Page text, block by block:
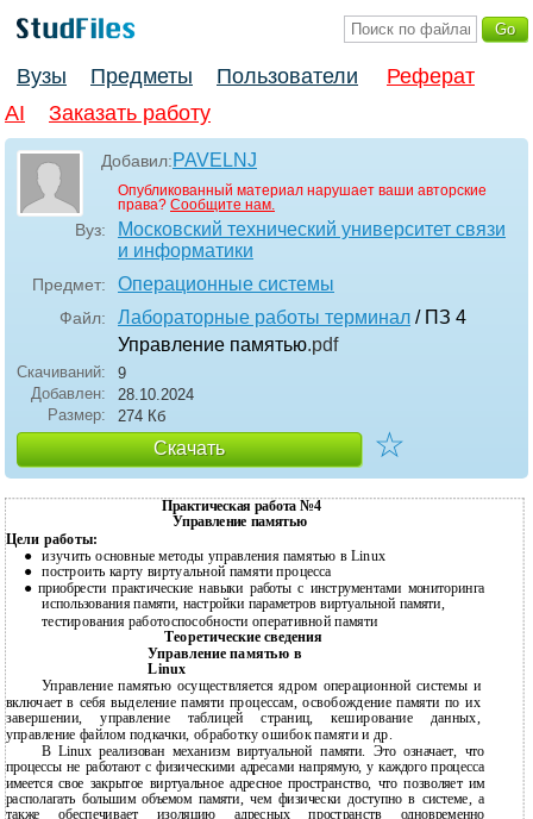
Вузы Предметы Пользователи
Реферат
AI
Заказать работу
Добавил:PAVELNJ
Опубликованный материал нарушает ваши авторские
права? Сообщите нам.
Вуз:
Московский технический университет связи
и информатики
Предмет: Операционные системы
Файл: Лабораторные работы терминал / ПЗ 4
Управление памятью.pdf
Скачиваний:
9
Добавлен:
28.10.2024
Размер:
274 Кб
Скачать ☆
Практическая работа №4
Управление памятью
Цели работы:
● изучить основные методы управления памятью в Linux
● построить карту виртуальной памяти процесса
● приобрести практические навыки работы с инструментами мониторинга
использования памяти, настройки параметров виртуальной памяти,
тестирования работоспособности оперативной памяти
Теоретические сведения
Управление памятью в
Linux
Управление памятью осуществляется ядром операционной системы и
включает в себя выделение памяти процессам, освобождение памяти по их
завершении, управление таблицей страниц, кеширование данных,
управление файлом подкачки, обработку ошибок памяти и др.
В Linux реализован механизм виртуальной памяти. Это означает, что
процессы не работают с физическими адресами напрямую, у каждого процесса
имеется свое закрытое виртуальное адресное пространство, что позволяет им
располагать большим объемом памяти, чем физически доступно в системе, а
также обеспечивает изоляцию адресных пространств одновременно